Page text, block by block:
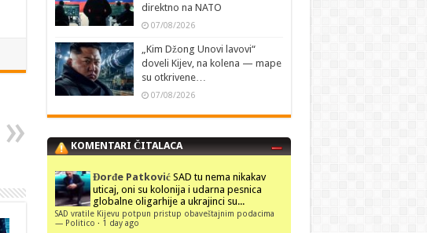
direktno na NATO
07/08/2026
„Kim Džong Unovi lavovi“
doveli Kijev, na kolena — mape
su otkrivene…
07/08/2026
KOMENTARI ČITALACA
Đorđe Patković SAD tu nema nikakav
uticaj, oni su kolonija i udarna pesnica
globalne oligarhije a ukrajinci su...
SAD vratile Kijevu potpun pristup obaveštajnim podacima
— Politico · 1 day ago